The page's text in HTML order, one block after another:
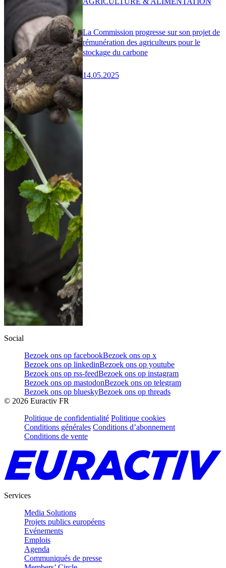
La Commission progresse sur son projet de
rémunération des agriculteurs pour le
stockage du carbone
14.05.2025
Social
Bezoek ons op facebookBezoek ons op x
Bezoek ons op linkedinBezoek ons op youtube
Bezoek ons op rss-feedBezoek ons op instagram
Bezoek ons op mastodonBezoek ons op telegram
Bezoek ons op blueskyBezoek ons op threads
© 2026 Euractiv FR
Politique de confidentialité Politique cookies
Conditions générales Conditions d’abonnement
Conditions de vente
Services
Media Solutions
Projets publics européens
Evénements
Emplois
Agenda
Communiqués de presse